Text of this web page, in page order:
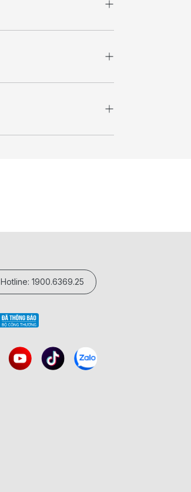
Hotline: 1900.6369.25